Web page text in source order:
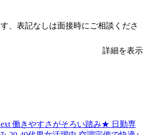
、表記なしは面接時にご相談くださ
詳細を表示